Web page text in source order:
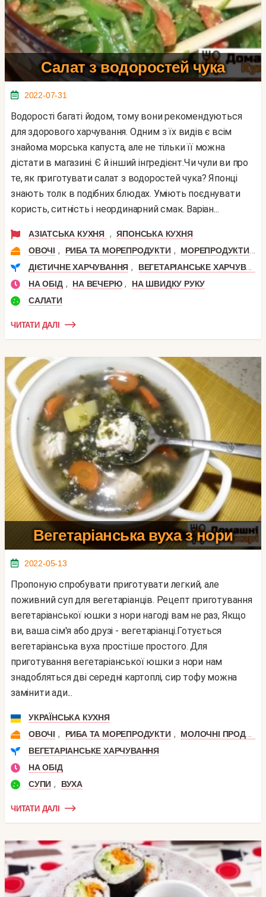
Салат з водоростей чука
2022-07-31
Водорості багаті йодом, тому вони рекомендуються
для здорового харчування. Одним з їх видів є всім
знайома морська капуста, але не тільки її можна
дістати в магазині. Є й інший інгредієнт.Чи чули ви про
те, як приготувати салат з водоростей чука? Японці
знають толк в подібних блюдах. Уміють поєднувати
користь, ситність і неординарний смак. Варіан...
АЗІАТСЬКА КУХНЯ , ЯПОНСЬКА КУХНЯ
ОВОЧІ , РИБА ТА МОРЕПРОДУКТИ , МОРЕПРОДУКТИ ,
ДІЄТИЧНЕ ХАРЧУВАННЯ ,
ВЕГЕТАРІАНСЬКЕ ХАРЧУВАННЯ
НА ОБІД , НА ВЕЧЕРЮ ,
НА ШВИДКУ РУКУ
САЛАТИ
ЧИТАТИ ДАЛІ
Вегетаріанська вуха з нори
2022-05-13
Пропоную спробувати приготувати легкий, але
поживний суп для вегетаріанців. Рецепт приготування
вегетаріанської юшки з нори нагоді вам не раз, Якщо
ви, ваша сім'я або друзі - вегетаріанці.Готується
вегетаріанська вуха простіше простого. Для
приготування вегетаріанської юшки з нори нам
знадобляться дві середні картоплі, сир тофу можна
замінити ади...
УКРАЇНСЬКА КУХНЯ
ОВОЧІ , РИБА ТА МОРЕПРОДУКТИ ,
МОЛОЧНІ ПРОДУКТИ
ВЕГЕТАРІАНСЬКЕ ХАРЧУВАННЯ
НА ОБІД
СУПИ , ВУХА
ЧИТАТИ ДАЛІ